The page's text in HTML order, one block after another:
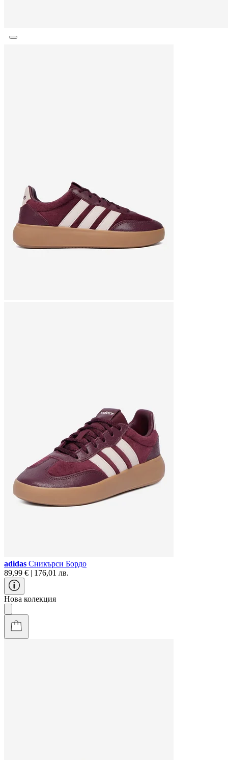
adidas Сникърси Бордо
89,99 € | 176,01 лв.
Нова колекция